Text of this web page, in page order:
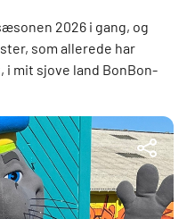
2026 i gang, og
som allerede har
i mit sjove land BonBon-